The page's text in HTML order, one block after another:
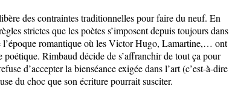
des contraintes traditionnelles pour faire du neuf. En
strictes que les poètes s’imposent depuis toujours dans
l’époque romantique où les Victor Hugo, Lamartine,… ont
Rimbaud décide de s’affranchir de tout ça pour
d’accepter la bienséance exigée dans l’art (c’est-à-dire
du choc que son écriture pourrait susciter.